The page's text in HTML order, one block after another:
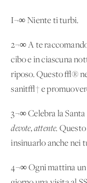
I¬∞ Niente ti turbi.
2¬∞ A te
cibo e in ciascuna
riposo. Questo √®
sanit√† e
3¬∞ Celebra la
devote, attente.
insinuarlo anche nei
4¬∞ Ogni mattina un